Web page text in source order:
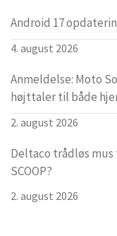
Android 17
4. august 2026
Anmeldelse: Moto
højttaler til både
2. august 2026
Deltaco trådløs
SCOOP?
2. august 2026